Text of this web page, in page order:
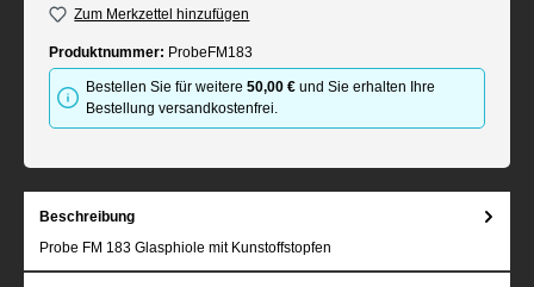
Zum Merkzettel hinzufügen
Produktnummer: ProbeFM183
Bestellen Sie für weitere50,00 € und Sie erhalten Ihre
Bestellung versandkostenfrei.
Beschreibung
Probe FM 183 Glasphiole mit Kunstoffstopfen